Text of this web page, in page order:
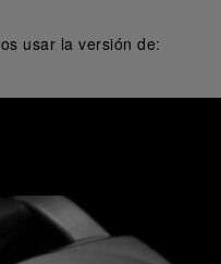
usar la versión de: